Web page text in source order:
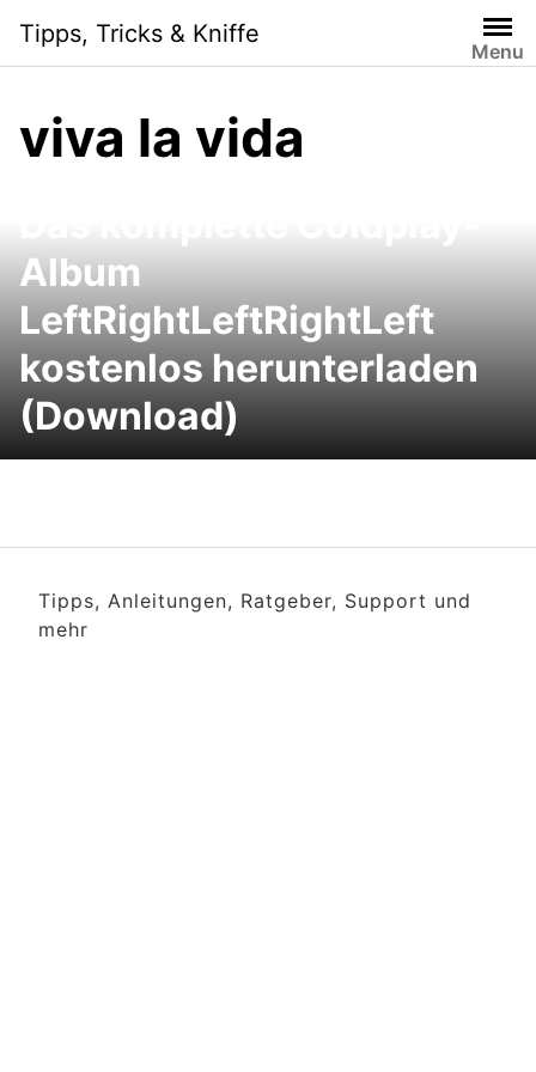
content
Tipps, Tricks & Kniffe
Menu
viva la vida
Album
LeftRightLeftRightLeft
kostenlos herunterladen
(Download)
Tipps, Anleitungen, Ratgeber, Support und
mehr